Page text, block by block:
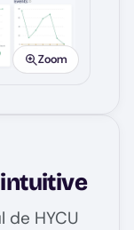
Zoom
HYCU